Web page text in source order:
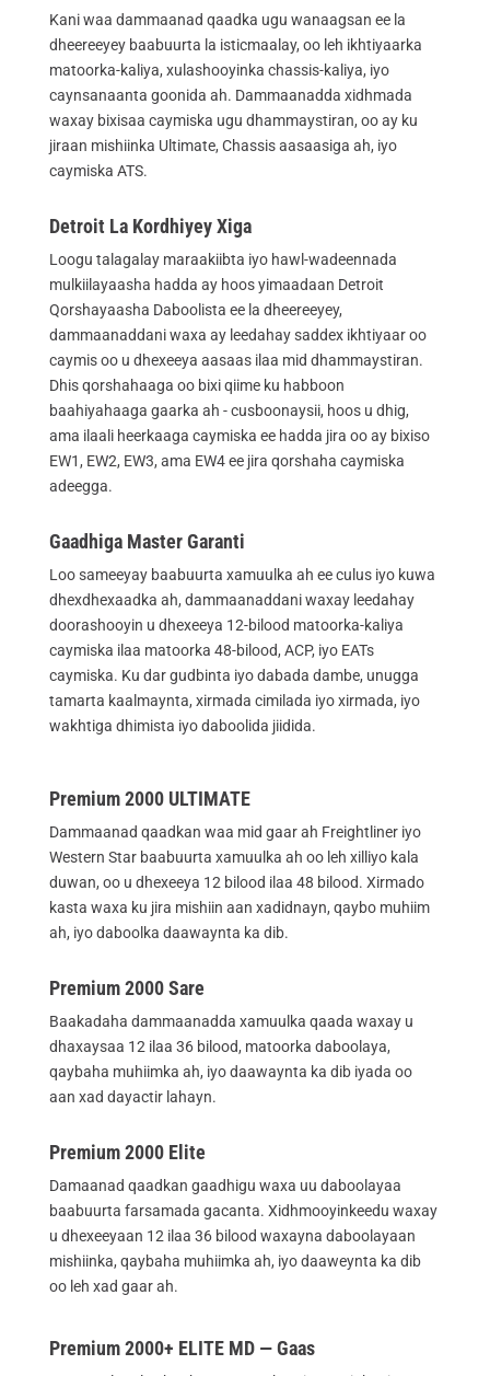
Kani waa dammaanad qaadka ugu wanaagsan ee la
dheereeyey baabuurta la isticmaalay, oo leh ikhtiyaarka
matoorka-kaliya, xulashooyinka chassis-kaliya, iyo
caynsanaanta goonida ah. Dammaanadda xidhmada
waxay bixisaa caymiska ugu dhammaystiran, oo ay ku
jiraan mishiinka Ultimate, Chassis aasaasiga ah, iyo
caymiska ATS.
Detroit La Kordhiyey Xiga
Loogu talagalay maraakiibta iyo hawl-wadeennada
mulkiilayaasha hadda ay hoos yimaadaan Detroit
Qorshayaasha Daboolista ee la dheereeyey,
dammaanaddani waxa ay leedahay saddex ikhtiyaar oo
caymis oo u dhexeeya aasaas ilaa mid dhammaystiran.
Dhis qorshahaaga oo bixi qiime ku habboon
baahiyahaaga gaarka ah - cusboonaysii, hoos u dhig,
ama ilaali heerkaaga caymiska ee hadda jira oo ay bixiso
EW1, EW2, EW3, ama EW4 ee jira qorshaha caymiska
adeegga.
Gaadhiga Master Garanti
Loo sameeyay baabuurta xamuulka ah ee culus iyo kuwa
dhexdhexaadka ah, dammaanaddani waxay leedahay
doorashooyin u dhexeeya 12-bilood matoorka-kaliya
caymiska ilaa matoorka 48-bilood, ACP, iyo EATs
caymiska. Ku dar gudbinta iyo dabada dambe, unugga
tamarta kaalmaynta, xirmada cimilada iyo xirmada, iyo
wakhtiga dhimista iyo daboolida jiidida.
Premium 2000 ULTIMATE
Dammaanad qaadkan waa mid gaar ah Freightliner iyo
Western Star baabuurta xamuulka ah oo leh xilliyo kala
duwan, oo u dhexeeya 12 bilood ilaa 48 bilood. Xirmado
kasta waxa ku jira mishiin aan xadidnayn, qaybo muhiim
ah, iyo daboolka daawaynta ka dib.
Premium 2000 Sare
Baakadaha dammaanadda xamuulka qaada waxay u
dhaxaysaa 12 ilaa 36 bilood, matoorka daboolaya,
qaybaha muhiimka ah, iyo daawaynta ka dib iyada oo
aan xad dayactir lahayn.
Premium 2000 Elite
Damaanad qaadkan gaadhigu waxa uu daboolayaa
baabuurta farsamada gacanta. Xidhmooyinkeedu waxay
u dhexeeyaan 12 ilaa 36 bilood waxayna daboolayaan
mishiinka, qaybaha muhiimka ah, iyo daaweynta ka dib
oo leh xad gaar ah.
Premium 2000+ ELITE MD — Gaas